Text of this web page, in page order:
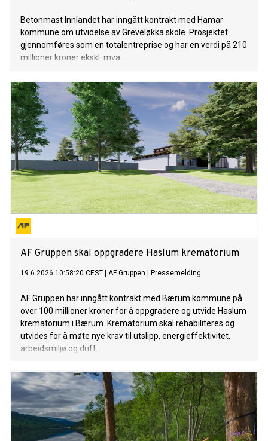
Betonmast Innlandet har inngått kontrakt med Hamar
kommune om utvidelse av Greveløkka skole. Prosjektet
gjennomføres som en totalentreprise og har en verdi på 210
millioner kroner ekskl. mva.
AF Gruppen skal oppgradere Haslum krematorium
19.6.2026 10:58:20 CEST AF Gruppen Pressemelding
AF Gruppen har inngått kontrakt med Bærum kommune på
over 100 millioner kroner for å oppgradere og utvide Haslum
krematorium i Bærum. Krematorium skal rehabiliteres og
utvides for å møte nye krav til utslipp, energieffektivitet,
arbeidsmiljø og drift.